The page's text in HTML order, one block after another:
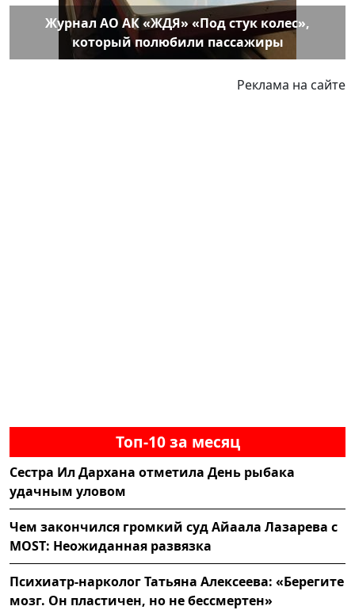
Журнал АО АК «ЖДЯ» «Под стук колес»,
который полюбили пассажиры
Реклама на сайте
Топ-10 за месяц
Сестра Ил Дархана отметила День рыбака
удачным уловом
Чем закончился громкий суд Айаала Лазарева с
MOST: Неожиданная развязка
Психиатр-нарколог Татьяна Алексеева: «Берегите
мозг. Он пластичен, но не бессмертен»